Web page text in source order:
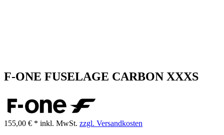
F-ONE FUSELAGE CARBON XXXS
155,00 € * inkl. MwSt. zzgl. Versandkosten